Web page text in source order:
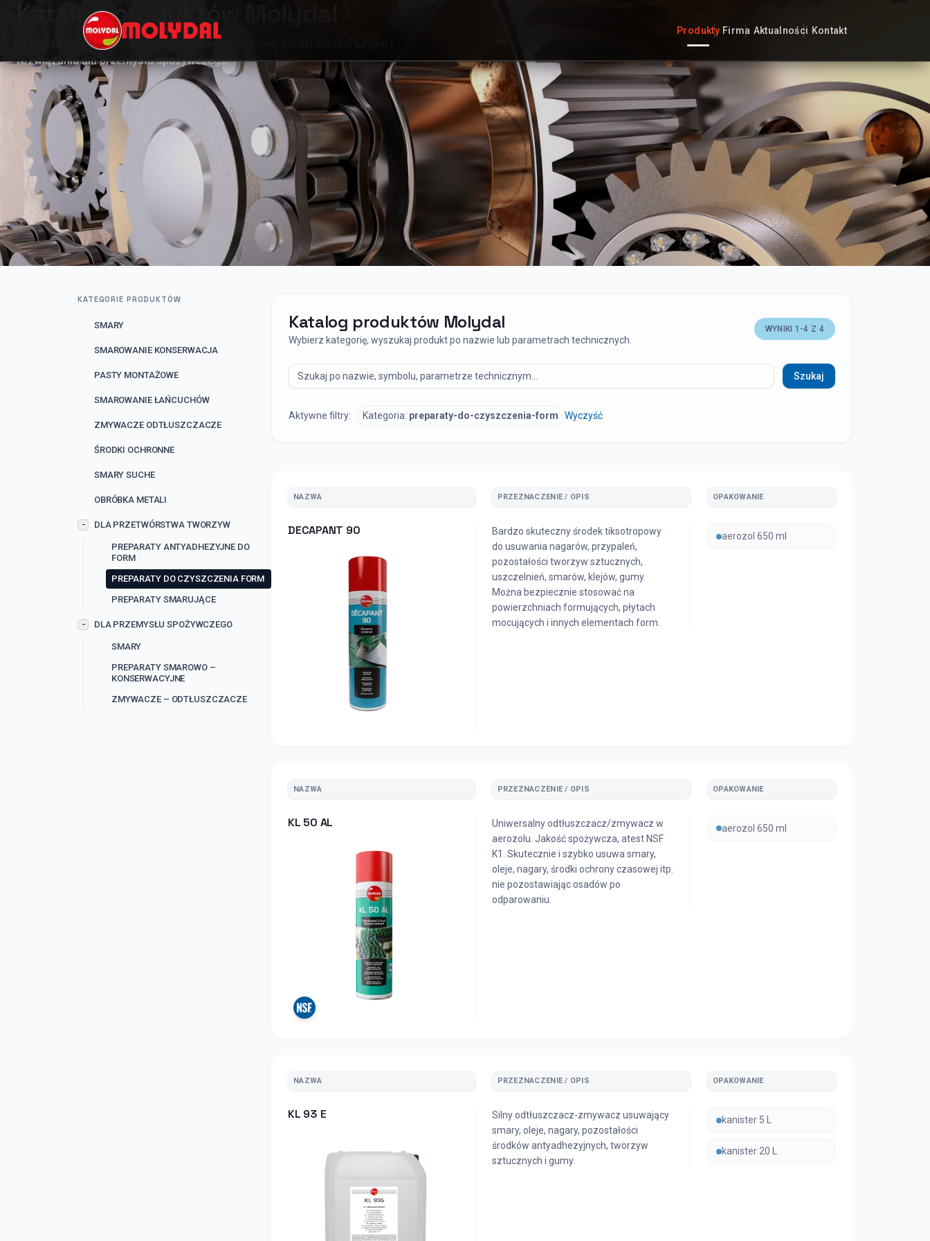
Produkty Firma Aktualności Kontakt
Katalog produktów Molydal
Przeglądaj specjalistyczne smary, oleje serwisowe, środki antykorozyjne i
rozwiązania dla przemysłu spożywczego.
KATEGORIE PRODUKTÓW
SMARY
SMAROWANIE KONSERWACJA
PASTY MONTAŻOWE
SMAROWANIE ŁAŃCUCHÓW
ZMYWACZE ODTŁUSZCZACZE
ŚRODKI OCHRONNE
SMARY SUCHE
OBRÓBKA METALI
− DLA PRZETWÓRSTWA TWORZYW
PREPARATY ANTYADHEZYJNE DO
FORM
PREPARATY DO CZYSZCZENIA FORM
PREPARATY SMARUJĄCE
− DLA PRZEMYSŁU SPOŻYWCZEGO
SMARY
PREPARATY SMAROWO –
KONSERWACYJNE
ZMYWACZE – ODTŁUSZCZACZE
Katalog produktów Molydal
Wybierz kategorię, wyszukaj produkt po nazwie lub parametrach technicznych.
WYNIKI 1 -4 Z 4
Wyszukaj produkt Szukaj
Aktywne filtry: Kategoria: preparaty-do-czyszczenia-form Wyczyść
NAZWA PRZEZNACZENIE / OPIS OPAKOWANIE
DECAPANT 90
Bardzo skuteczny środek tiksotropowy
do usuwania nagarów, przypaleń,
pozostałości tworzyw sztucznych,
uszczelnień, smarów, klejów, gumy.
Można bezpiecznie stosować na
powierzchniach formujących, płytach
mocujących i innych elementach form.
aerozol 650 ml
NAZWA PRZEZNACZENIE / OPIS OPAKOWANIE
KL 50 AL
Uniwersalny odtłuszczacz/zmywacz w
aerozolu. Jakość spożywcza, atest NSF
K1. Skutecznie i szybko usuwa smary,
oleje, nagary, środki ochrony czasowej itp.
nie pozostawiając osadów po
odparowaniu.
aerozol 650 ml
NAZWA PRZEZNACZENIE / OPIS OPAKOWANIE
KL 93 E
Silny odtłuszczacz-zmywacz usuwający
smary, oleje, nagary, pozostałości
środków antyadhezyjnych, tworzyw
sztucznych i gumy.
kanister 5 L
kanister 20 L